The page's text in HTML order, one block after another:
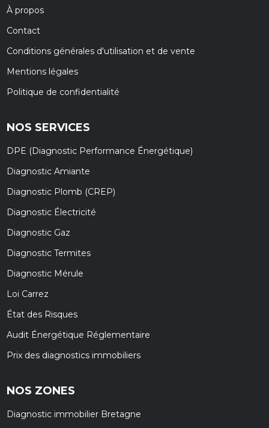
À propos
Contact
Conditions générales d'utilisation et de vente
Mentions légales
Politique de confidentialité
NOS SERVICES
DPE (Diagnostic Performance Énergétique)
Diagnostic Amiante
Diagnostic Plomb (CREP)
Diagnostic Électricité
Diagnostic Gaz
Diagnostic Termites
Diagnostic Mérule
Loi Carrez
État des Risques
Audit Énergétique Réglementaire
Prix des diagnostics immobiliers
NOS ZONES
Diagnostic immobilier Bretagne